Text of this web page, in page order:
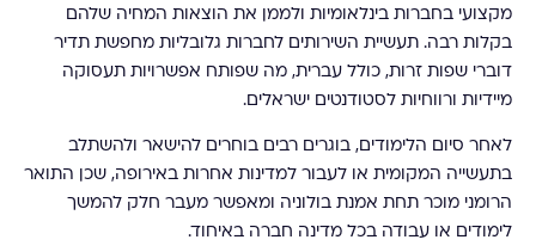
מקצועי בחברות בינלאומיות ולממן את הוצאות המחיה שלהם
בקלות רבה. תעשיית השירותים לחברות גלובליות מחפשת תדיר
דוברי שפות זרות, כולל עברית, מה שפותח אפשרויות תעסוקה
מיידיות ורווחיות לסטודנטים ישראלים.
לאחר סיום הלימודים, בוגרים רבים בוחרים להישאר ולהשתלב
בתעשייה המקומית או לעבור למדינות אחרות באירופה, שכן התואר
הרומני מוכר תחת אמנת בולוניה ומאפשר מעבר חלק להמשך
לימודים או עבודה בכל מדינה חברה באיחוד.